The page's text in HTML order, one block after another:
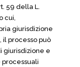
59 della L.
cui,
giurisdizione
processo può
giurisdizione e
processuali